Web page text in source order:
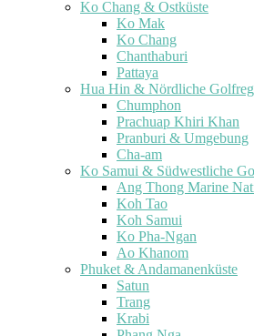
Ko Chang & Ostküste
Ko Mak
Ko Chang
Chanthaburi
Pattaya
Hua Hin & Nördliche
Chumphon
Prachuap Khiri Khan
Pranburi & Umgebung
Cha-am
Ko Samui & Südwestliche
Ang Thong Marine
Koh Tao
Koh Samui
Ko Pha-Ngan
Ao Khanom
Phuket & Andamanenküste
Satun
Trang
Krabi